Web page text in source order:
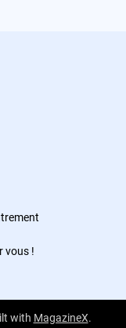
vous !
with MagazineX.